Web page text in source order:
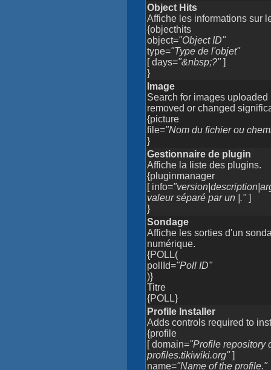
Object Hits
Affiche les informations sur
{objecthits
object="Object ID"
type="Type de l'objet"
[ days="&nbsp;?"]
}
Image
Search for images
removed or changed
{picture
file="Nom du fichier ou
}
Gestionnaire de plugin
Affiche la liste des plugins.
{pluginmanager
[ info=
valeur séparé par un |."]
}
Sondage
Affiche les sorties d'un
numérique.
{POLL(
pollId="Poll ID"
)}
Titre
{POLL}
Profile Installer
Adds controls required to
{profile
[ domain="Profile repository
profiles.tikiwiki.org"]
name="Name of the profile."